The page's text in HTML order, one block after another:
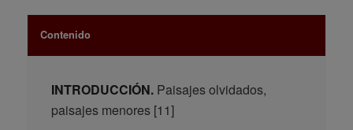
Contenido
INTRODUCCIÓN. Paisajes olvidados,
paisajes menores [11]